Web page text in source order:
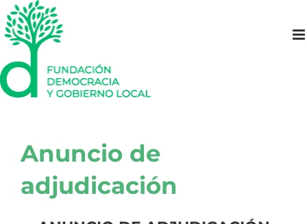
Saltar
al
contenido
Anuncio de
adjudicación